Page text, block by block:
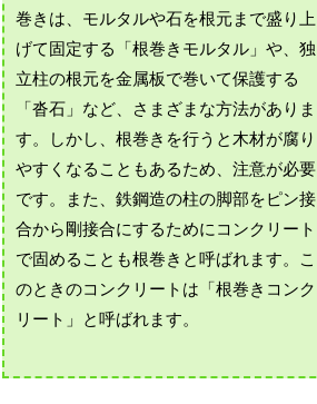
巻きは、モルタルや石を根元まで盛り上
げて固定する「根巻きモルタル」や、独
立柱の根元を金属板で巻いて保護する
「沓石」など、さまざまな方法がありま
す。しかし、根巻きを行うと木材が腐り
やすくなることもあるため、注意が必要
です。また、鉄鋼造の柱の脚部をピン接
合から剛接合にするためにコンクリート
で固めることも根巻きと呼ばれます。こ
のときのコンクリートは「根巻きコンク
リート」と呼ばれます。